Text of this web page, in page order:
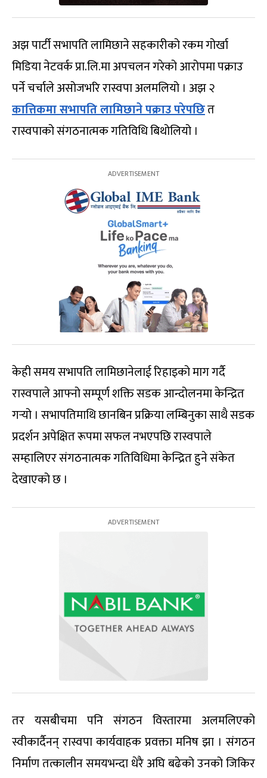
अझ पार्टी सभापति लामिछाने सहकारीको रकम गोर्खा
मिडिया नेटवर्क प्रा.लि.मा अपचलन गरेको आरोपमा पक्राउ
पर्ने चर्चाले असोजभरि रास्वपा अलमलियो । अझ २
कात्तिकमा सभापति लामिछाने पक्राउ परेपछित
रास्वपाको संगठनात्मक गतिविधि बिथोलियो ।
केही समय सभापति लामिछानेलाई रिहाइको माग गर्दै
रास्वपाले आफ्नो सम्पूर्ण शक्ति सडक आन्दोलनमा केन्द्रित
गर्‍यो । सभापतिमाथि छानबिन प्रक्रिया लम्बिनुका साथै सडक
प्रदर्शन अपेक्षित रूपमा सफल नभएपछि रास्वपाले
सम्हालिएर संगठनात्मक गतिविधिमा केन्द्रित हुने संकेत
देखाएको छ ।
तर यसबीचमा पनि संगठन विस्तारमा अलमलिएको
स्वीकार्दैनन् रास्वपा कार्यवाहक प्रवक्ता मनिष झा । संगठन
निर्माण तत्कालीन समयभन्दा धेरै अघि बढेको उनको जिकिर